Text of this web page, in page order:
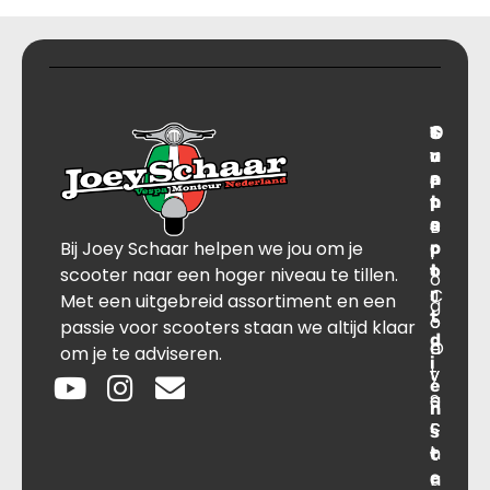
Bij Joey Schaar helpen we jou om je
scooter naar een hoger niveau te tillen.
Met een uitgebreid assortiment en een
passie voor scooters staan we altijd klaar
om je te adviseren.
T
r
a
n
s
p
o
r
t
d
i
e
n
s
t
e
O
v
e
r
B
l
o
g
O
v
e
r
o
n
S
u
p
p
o
r
t
C
o
n
t
a
c
t
C
o
n
t
a
c
t
J
o
e
y
S
c
h
a